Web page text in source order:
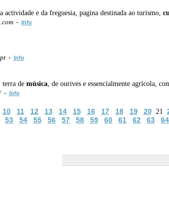
e da freguesia, pagina destinada ao turismo,
- Info
- Info
terra de música, de ourives e essencialmente agrícola,
- Info
10 11 12 13 14 15 16 17 18 19 2021
53 54 55 56 57 58 59 60 61 62 63 64